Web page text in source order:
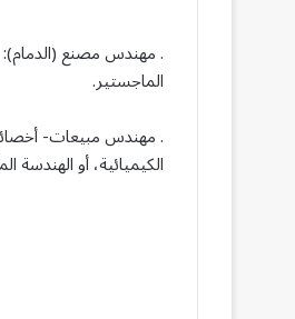
. مهندس مصنع
الماجستير.
. مهندس مبيعات-
الكيميائية، أو الهندسة